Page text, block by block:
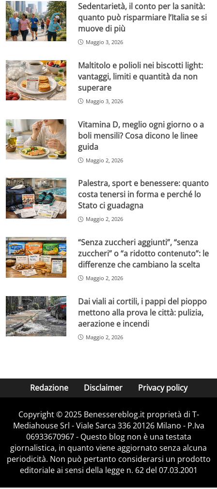
Sedentarietà, il conto per la sanità:
quanto può risparmiare l’Italia se si
muove di più
Maggio 3, 2026
Maltitolo e polioli nei biscotti light:
vantaggi, limiti e quantità da non
superare
Maggio 3, 2026
Vitamina D, meglio ogni giorno o a
boli mensili? Cosa dicono le linee
guida
Maggio 2, 2026
Palestra, sport e benessere: quanto
costa tenersi in forma e perché lo
Stato ci guadagna
Maggio 2, 2026
“Senza zuccheri aggiunti”, “senza
zuccheri” o “a ridotto contenuto”: le
differenze che cambiano la scelta
Maggio 2, 2026
Dai viali ai cortili, i pappi del pioppo
mettono alla prova le città: pulizia,
aerazione e incendi
Maggio 2, 2026
Redazione Disclaimer Privacy policy
Copyright © 2025 Benessereblog.it proprietà di T-
Mediahouse Srl - Viale Sarca 336 20126 Milano - P.Iva
06933670967 - Questo blog non è una testata
giornalistica, in quanto viene aggiornato senza alcuna
periodicità. Non può pertanto considerarsi un prodotto
editoriale ai sensi della legge n. 62 del 07.03.2001